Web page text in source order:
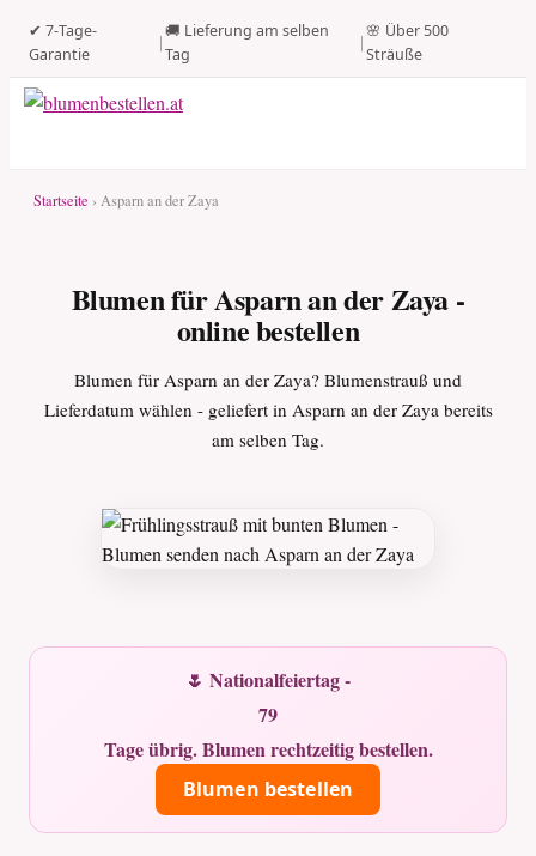
✔ 7-Tage-
Garantie
|
🚚 Lieferung am selben
Tag
|
🌸 Über 500
Sträuße
Startseite › Asparn an der Zaya
Blumen für Asparn an der Zaya -
online bestellen
Blumen für Asparn an der Zaya? Blumenstrauß und
Lieferdatum wählen - geliefert in Asparn an der Zaya bereits
am selben Tag.
🌷 Nationalfeiertag -
79
Tage übrig. Blumen rechtzeitig bestellen.
Blumen bestellen